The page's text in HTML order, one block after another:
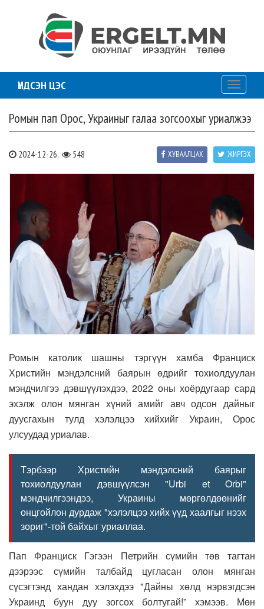
ҮНДСЭН ЦЭС
Toggle
Ромын пап Орос, Украиныг галаа зогсоохыг уриалжээ
2024-12-26, 548 ЖИРГЭХ
ХУВААЛЦАХ
Ромын католик шашны тэргүүн хамба Франциск
Христийн мэндэлсний баярын өдрийг тохиолдуулан
мэндчилгээ дэвшүүлэхдээ, 2022 оны хоёрдугаар сард
эхэлж олон мянган хүний амийг авч одсон дайныг
дуусгахын тулд хэлэлцээ хийхийг Украин, Орос
улсуудад уриалав.
Тэрбээр Христийн мэндэлсний баярыг
тохиолдуулан дэвшүүлсэн "Urbi et Orbi"
мэндчилгээндээ, Украины мөргөлдөөнийг
онцгойлон дурдаж "хэлэлцээ хийх үүд хаалгыг нээх
зориг"-той байхыг уриаллаа.
Пап Франциск Гэгээн Петрийн сүмийн төв тагтан
дээрээс сүмийн талбайд цугласан олон мянган
сүсэгтэнд хандан хэлэхдээ "Дайны хөлд нэрвэгдсэн
Украинд буун дуу зогсох болтугай!” хэмээв. Мөн